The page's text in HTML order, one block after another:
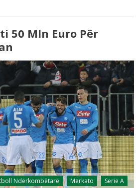
50 Mln Euro Për
Ndërkombëtarë Merkato Serie A